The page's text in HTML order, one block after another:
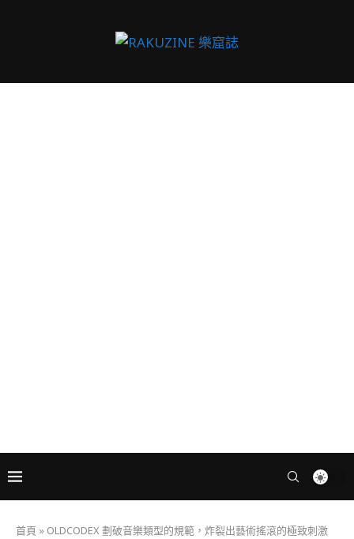
首頁 » OLDCODEX 劃破音樂類型的規範，炸裂出藝術搖滾的極致刺激